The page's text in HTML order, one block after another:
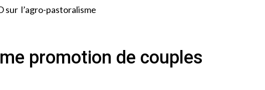
sur l’agro-pastoralisme
promotion de couples